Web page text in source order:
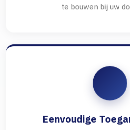
te bouwen bij uw
Eenvoudige